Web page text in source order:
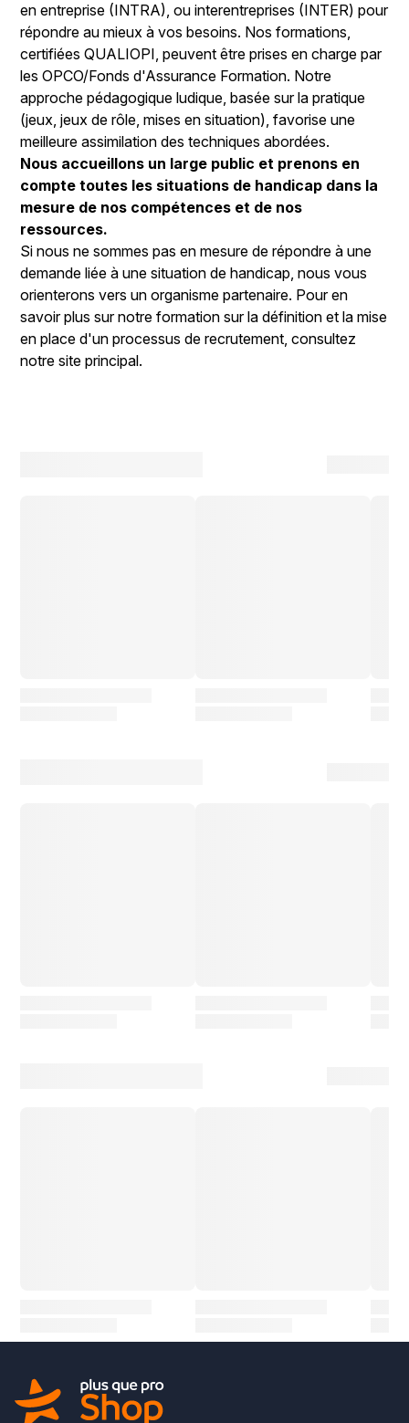
en entreprise (INTRA), ou interentreprises (INTER) pour
répondre au mieux à vos besoins. Nos formations,
certifiées QUALIOPI, peuvent être prises en charge par
les OPCO/Fonds d'Assurance Formation. Notre
approche pédagogique ludique, basée sur la pratique
(jeux, jeux de rôle, mises en situation), favorise une
meilleure assimilation des techniques abordées.
Nous accueillons un large public et prenons en
compte toutes les situations de handicap dans la
mesure de nos compétences et de nos
ressources.
Si nous ne sommes pas en mesure de répondre à une
demande liée à une situation de handicap, nous vous
orienterons vers un organisme partenaire. Pour en
savoir plus sur notre formation sur la définition et la mise
en place d'un processus de recrutement, consultez
notre site principal.